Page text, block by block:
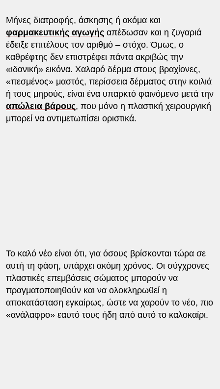
Μήνες διατροφής, άσκησης ή ακόμα και
φαρμακευτικής αγωγήςαπέδωσαν και η ζυγαριά
έδειξε επιτέλους τον αριθμό – στόχο. Όμως, ο
καθρέφτης δεν επιστρέφει πάντα ακριβώς την
«ιδανική» εικόνα. Χαλαρό δέρμα στους βραχίονες,
«πεσμένος» μαστός, περίσσεια δέρματος στην κοιλιά
ή τους μηρούς, είναι ένα υπαρκτό φαινόμενο μετά την
απώλεια βάρους, που μόνο η πλαστική χειρουργική
μπορεί να αντιμετωπίσει οριστικά.
Το καλό νέο είναι ότι, για όσους βρίσκονται τώρα σε
αυτή τη φάση, υπάρχει ακόμη χρόνος. Οι σύγχρονες
πλαστικές επεμβάσεις σώματος μπορούν να
πραγματοποιηθούν και να ολοκληρωθεί η
αποκατάσταση εγκαίρως, ώστε να χαρούν το νέο, πιο
«ανάλαφρο» εαυτό τους ήδη από αυτό το καλοκαίρι.